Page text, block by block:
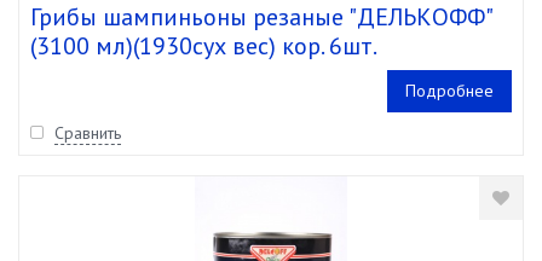
Грибы шампиньоны резаные "ДЕЛЬКОФФ"
(3100 мл)(1930сух вес) кор. 6шт.
Подробнее
Сравнить